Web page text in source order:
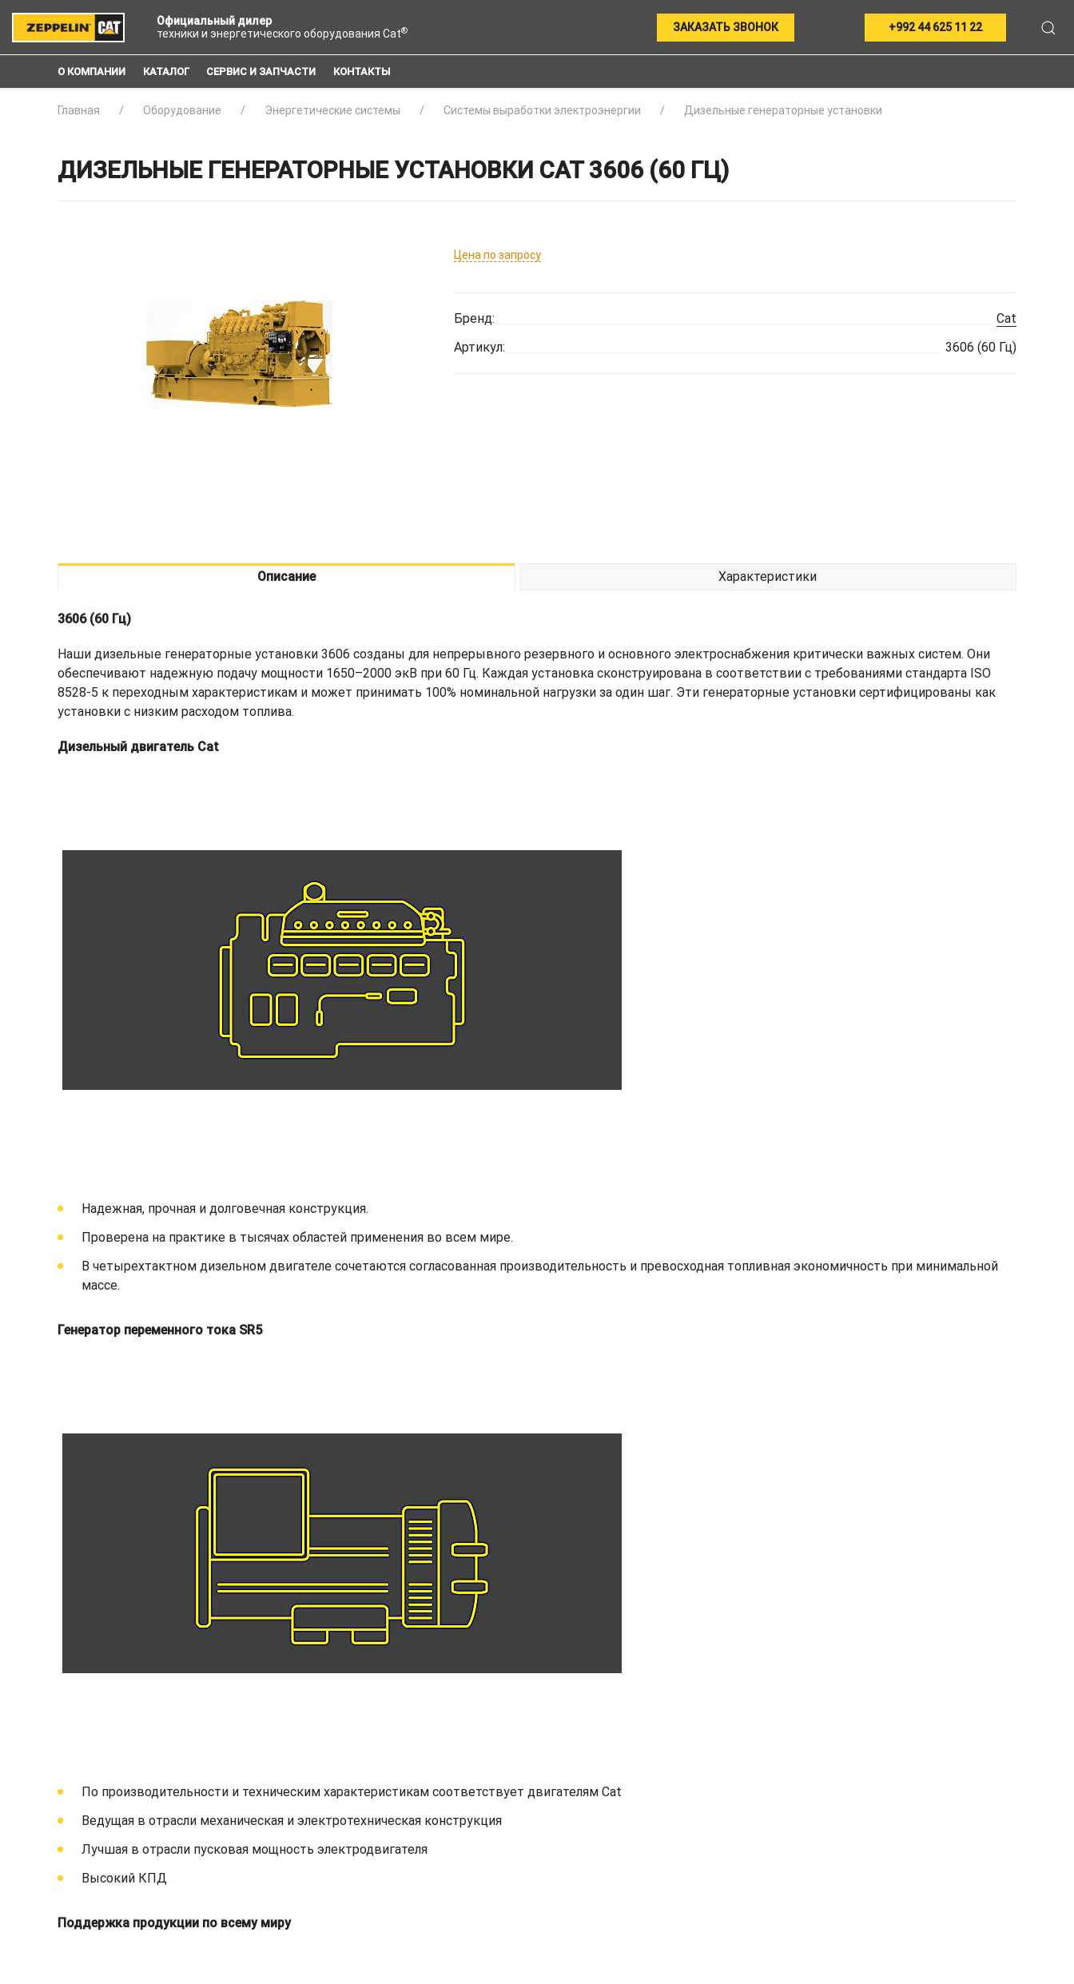
Официальный дилер
техники и энергетического оборудования Cat® ЗАКАЗАТЬ ЗВОНОК +992 44 625 11 22
О КОМПАНИИ КАТАЛОГ СЕРВИС И ЗАПЧАСТИ КОНТАКТЫ
Главная Оборудование Энергетические системы Системы выработки электроэнергии Дизельные генераторные установки
ДИЗЕЛЬНЫЕ ГЕНЕРАТОРНЫЕ УСТАНОВКИ CAT 3606 (60 ГЦ)
Цена по запросу
Бренд:
Cat
Артикул:
3606 (60 Гц)
Описание Характеристики
3606 (60 Гц)
Наши дизельные генераторные установки 3606 созданы для непрерывного резервного и основного электроснабжения критически важных систем. Они
обеспечивают надежную подачу мощности 1650–2000 экВ при 60 Гц. Каждая установка сконструирована в соответствии с требованиями стандарта ISO
8528-5 к переходным характеристикам и может принимать 100% номинальной нагрузки за один шаг. Эти генераторные установки сертифицированы как
установки с низким расходом топлива.
Дизельный двигатель Cat
Надежная, прочная и долговечная конструкция.
Проверена на практике в тысячах областей применения во всем мире.
В четырехтактном дизельном двигателе сочетаются согласованная производительность и превосходная топливная экономичность при минимальной
массе.
Генератор переменного тока SR5
По производительности и техническим характеристикам соответствует двигателям Cat
Ведущая в отрасли механическая и электротехническая конструкция
Лучшая в отрасли пусковая мощность электродвигателя
Высокий КПД
Поддержка продукции по всему миру